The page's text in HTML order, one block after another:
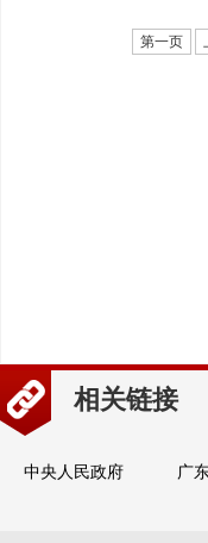
第一页
相关链接
中央人民政府 广